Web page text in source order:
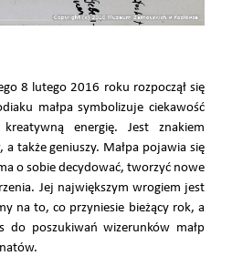
8 lutego 2016 roku rozpoczął się
małpa symbolizuje ciekawość
energię. Jest znakiem
także geniuszy. Małpa pojawia się
o sobie decydować, tworzyć nowe
Jej największym wrogiem jest
na to, co przyniesie bieżący rok, a
do poszukiwań wizerunków małp